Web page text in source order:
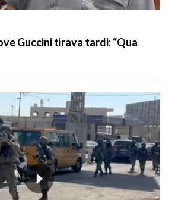
Guccini tirava tardi: “Qua